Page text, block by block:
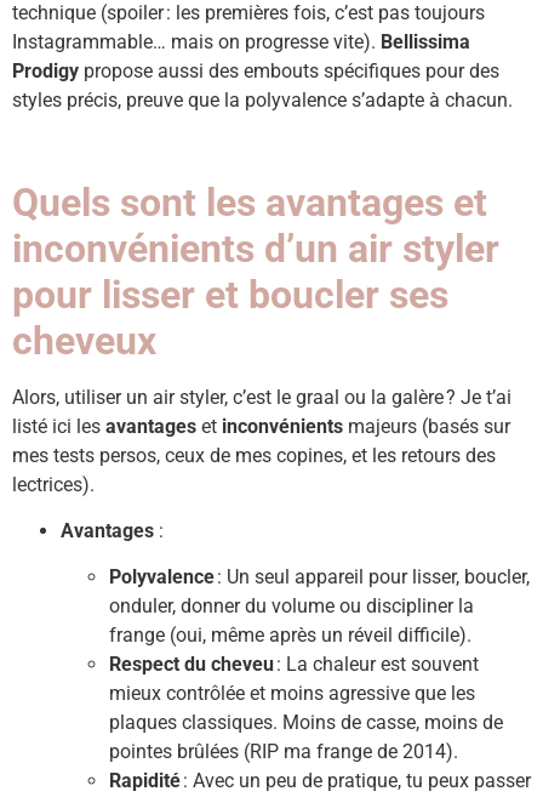
technique (spoiler : les premières fois, c’est pas toujours
Instagrammable… mais on progresse vite). Bellissima
Prodigy propose aussi des embouts spécifiques pour des
styles précis, preuve que la polyvalence s’adapte à chacun.
Quels sont les avantages et
inconvénients d’un air styler
pour lisser et boucler ses
cheveux
Alors, utiliser un air styler, c’est le graal ou la galère ? Je t’ai
listé ici les avantages et inconvénients majeurs (basés sur
mes tests persos, ceux de mes copines, et les retours des
lectrices).
Avantages :
Polyvalence: Un seul appareil pour lisser, boucler,
onduler, donner du volume ou discipliner la
frange (oui, même après un réveil difficile).
Respect du cheveu: La chaleur est souvent
mieux contrôlée et moins agressive que les
plaques classiques. Moins de casse, moins de
pointes brûlées (RIP ma frange de 2014).
Rapidité: Avec un peu de pratique, tu peux passer